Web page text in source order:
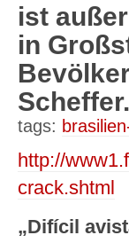
ist
in
Scheffer.
tags:
http://
crack.shtml
„Difícil